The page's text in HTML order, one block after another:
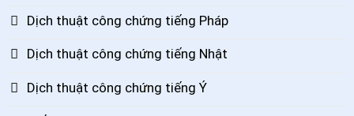
Dịch thuật công chứng tiếng Pháp
Dịch thuật công chứng tiếng Nhật
Dịch thuật công chứng tiếng Ý